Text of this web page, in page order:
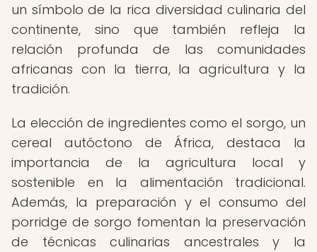
un símbolo de la rica diversidad culinaria del
continente, sino que también refleja la
relación profunda de las comunidades
africanas con la tierra, la agricultura y la
tradición.
La elección de ingredientes como el sorgo, un
cereal autóctono de África, destaca la
importancia de la agricultura local y
sostenible en la alimentación tradicional.
Además, la preparación y el consumo del
porridge de sorgo fomentan la preservación
de técnicas culinarias ancestrales y la